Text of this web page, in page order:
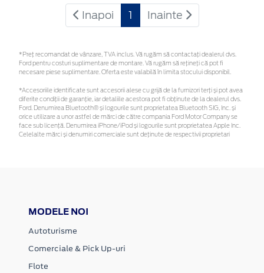
Inapoi 1 Inainte
*Preţ recomandat de vânzare, TVA inclus. Vă rugăm să contactaţi dealerul dvs.
Ford pentru costuri suplimentare de montare. Vă rugăm să rețineți că pot fi
necesare piese suplimentare. Oferta este valabilă în limita stocului disponibil.
*Accesoriile identificate sunt accesorii alese cu grijă de la furnizori terți și pot avea
diferite condiții de garanție, iar detaliile acestora pot fi obținute de la dealerul dvs.
Ford. Denumirea Bluetooth® și logourile sunt proprietatea Bluetooth SIG, Inc. și
orice utilizare a unor astfel de mărci de către compania Ford Motor Company se
face sub licență. Denumirea iPhone/iPod și logourile sunt proprietatea Apple Inc.
Celelalte mărci și denumiri comerciale sunt deținute de respectivii proprietari
MODELE NOI
Autoturisme
Comerciale & Pick Up-uri
Flote